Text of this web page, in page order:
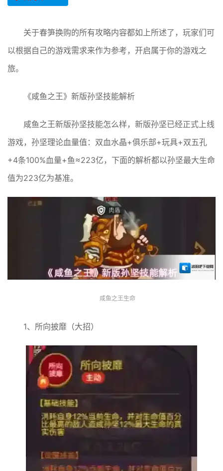
关于春笋换购的所有攻略内容都如上所述了，玩家们可
以根据自己的游戏需求来作为参考，开启属于你的游戏之
旅。
《咸鱼之王》新版孙坚技能解析
咸鱼之王新版孙坚技能怎么样，新版孙坚已经正式上线
游戏，孙坚理论血量值：双血水晶+俱乐部+玩具+双五孔
+4条100%血量+鱼≈223亿，下面的解析都以孙坚最大生命
值为223亿为基准。
咸鱼之王生命
1、所向披靡（大招）